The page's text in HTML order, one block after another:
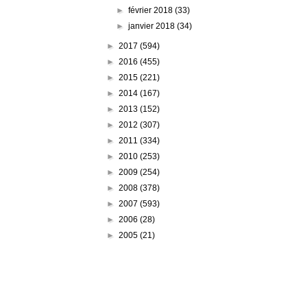
►février 2018(33)
►janvier 2018(34)
► 2017 (594)
► 2016 (455)
► 2015 (221)
► 2014 (167)
► 2013 (152)
► 2012 (307)
► 2011 (334)
► 2010 (253)
► 2009 (254)
► 2008 (378)
► 2007 (593)
► 2006 (28)
► 2005 (21)